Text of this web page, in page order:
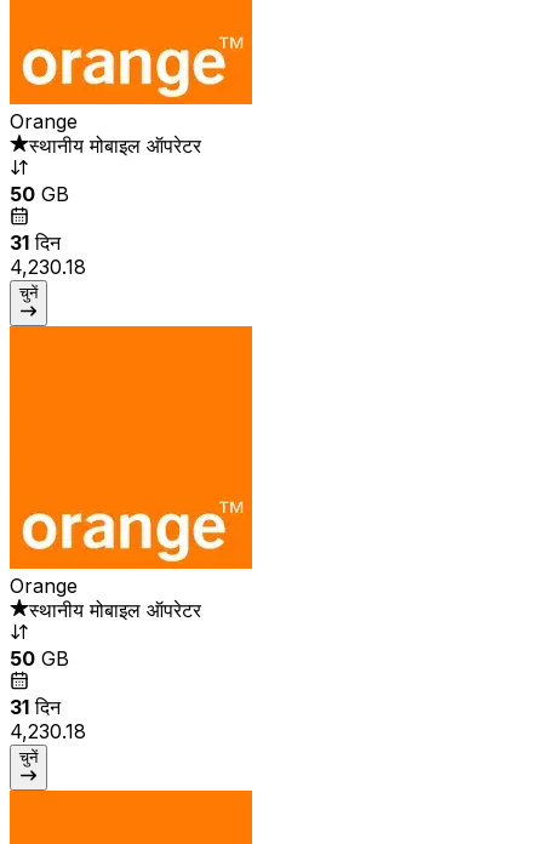
Orange
स्थानीय मोबाइल ऑपरेटर
50 GB
31 दिन
₹4,230.18
चुनें
Orange
स्थानीय मोबाइल ऑपरेटर
50 GB
31 दिन
₹4,230.18
चुनें